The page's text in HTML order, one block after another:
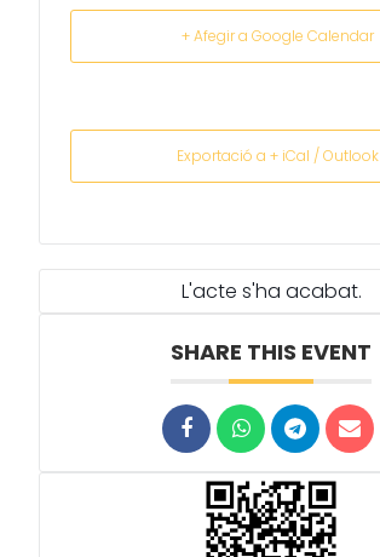
L'acte s'ha acabat.
SHARE THIS EVENT
+ Afegir a Google Calendar
Exportació a + iCal / Outlook